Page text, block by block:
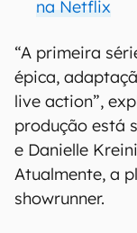
na Netflix
“A primeira
épica,
live action”,
produção está
e Danielle
Atualmente, a
showrunner.